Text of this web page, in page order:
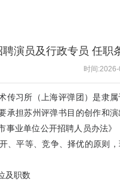
演员及行政专员 任职
时间
习所（上海评弹团）是隶属
承担苏州评弹书目的创作和
事业单位公开招聘人员办法》
、平等、竞争、择优的原则
职数